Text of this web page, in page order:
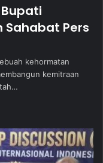
Bupati
Sahabat Pers
kehormatan
kemitraan